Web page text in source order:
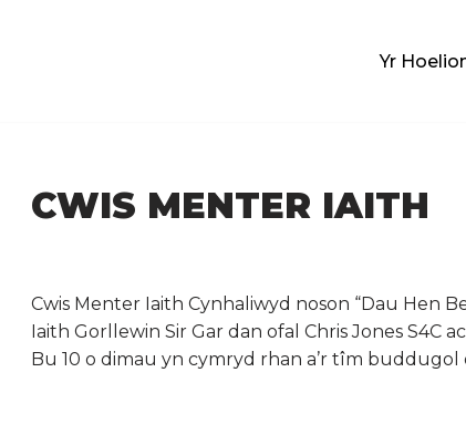
Yr
CWIS MENTER IAITH
Cwis Menter Iaith Cynhaliwyd noson “Dau Hen
Iaith Gorllewin Sir Gar dan ofal Chris Jones S4C
Bu 10 o dimau yn cymryd rhan a’r tîm